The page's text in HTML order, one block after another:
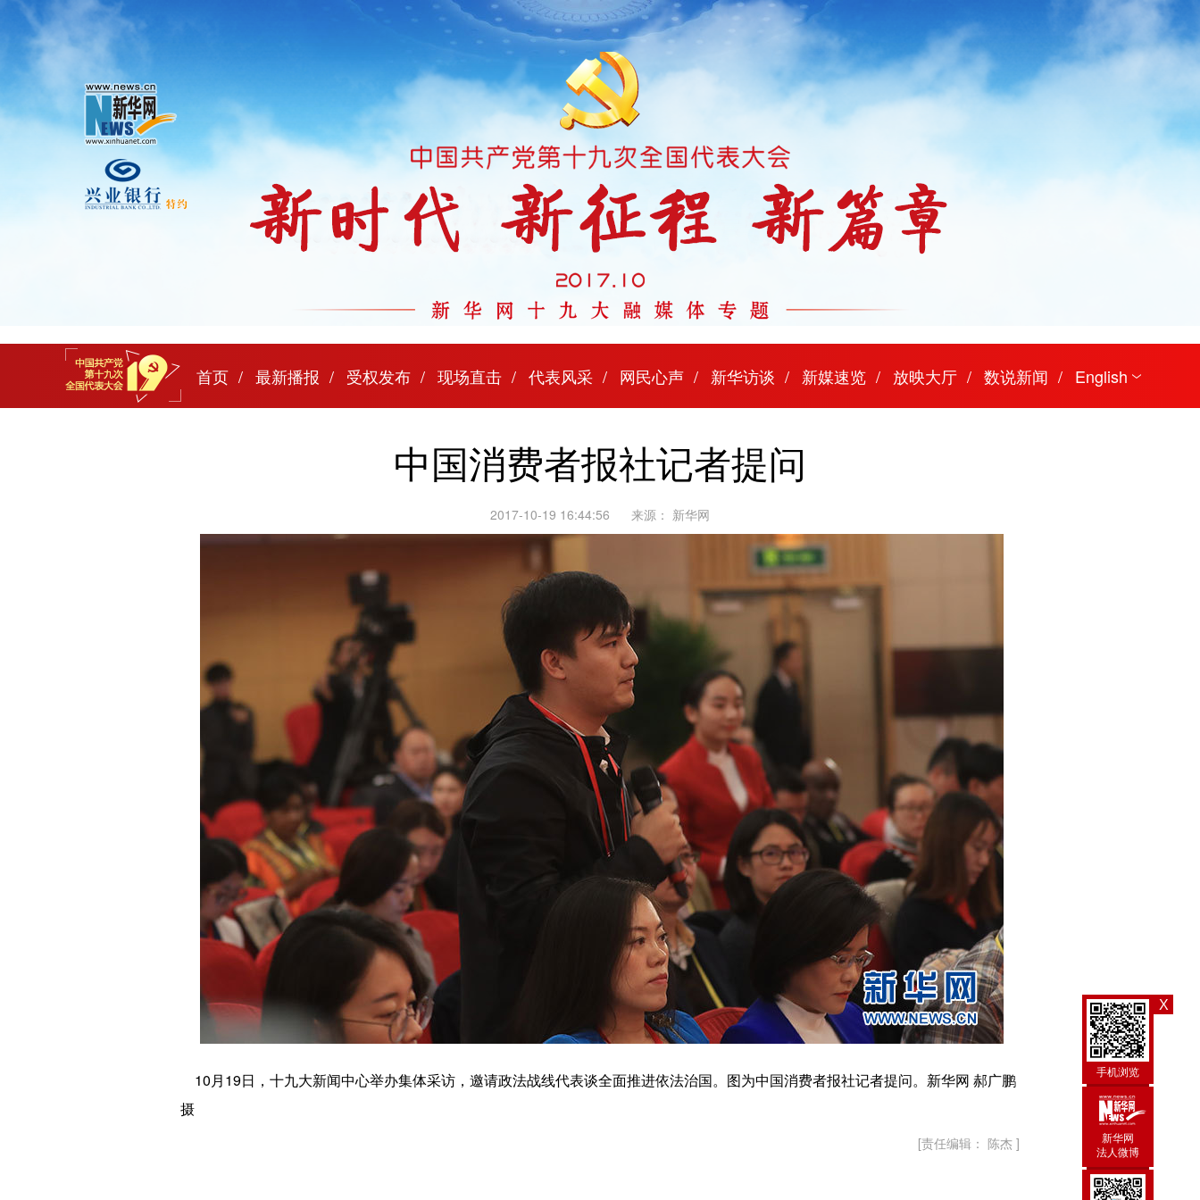
首页 最新播报 受权发布 现场直击 代表风采 网民心声 新华访谈 新媒速览 放映大厅 数说新闻 English
中国消费者报社记者提问
2017-10-19 16:44:56 来源： 新华网
10月19日，十九大新闻中心举办集体采访，邀请政法战线代表谈全面推进依法治国。图为中国消费者报社记者提问。新华网 郝广鹏
摄
[责任编辑： 陈杰 ]
手机浏览
新华网
法人微博
X